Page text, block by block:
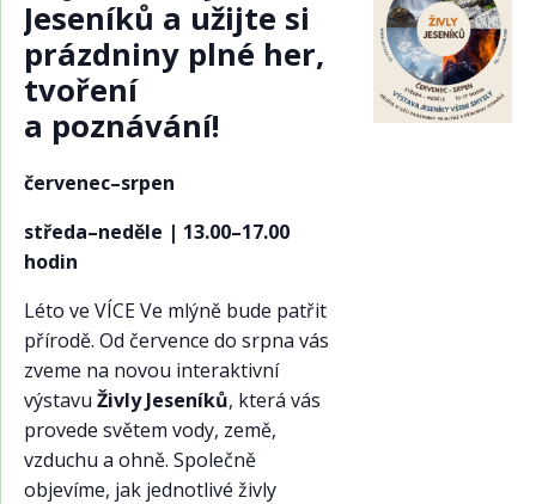
Jeseníků a užijte si
prázdniny plné her,
tvoření
a poznávání!
červenec–srpen
středa–neděle | 13.00–17.00
hodin
Léto ve VÍCE Ve mlýně bude patřit
přírodě. Od července do srpna vás
zveme na novou interaktivní
výstavu Živly Jeseníků, která vás
provede světem vody, země,
vzduchu a ohně. Společně
objevíme, jak jednotlivé živly